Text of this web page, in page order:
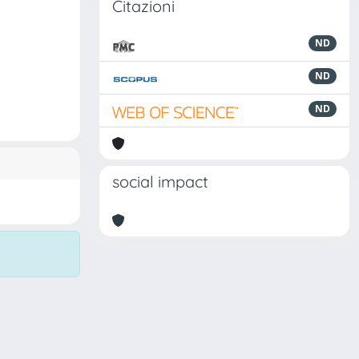
Citazioni
ND
ND
ND
social impact